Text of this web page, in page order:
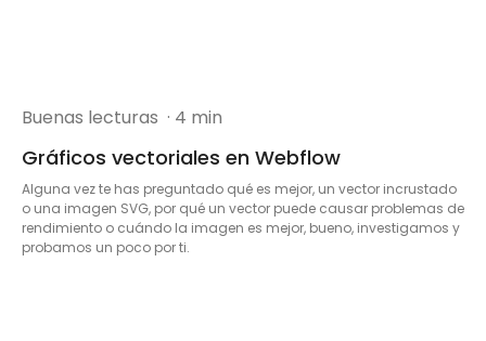
Buenas lecturas · 4 min
Gráficos vectoriales en Webflow
Alguna vez te has preguntado qué es mejor, un vector incrustado
o una imagen SVG, por qué un vector puede causar problemas de
rendimiento o cuándo la imagen es mejor, bueno, investigamos y
probamos un poco por ti.